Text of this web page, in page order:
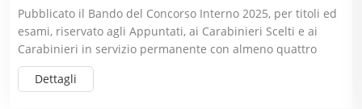
Pubblicato il Bando del Concorso Interno 2025, per titoli ed
esami, riservato agli Appuntati, ai Carabinieri Scelti e ai
Carabinieri in servizio permanente con almeno quattro
Dettagli